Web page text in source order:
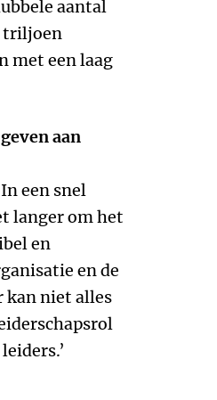
aantal
triljoen
met een laag
aan
een snel
langer om het
en
en de
kan niet alles